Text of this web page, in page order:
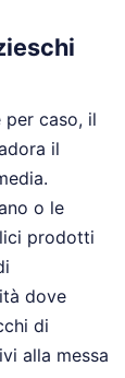
caso, il
il
o le
prodotti
dove
di
alla messa